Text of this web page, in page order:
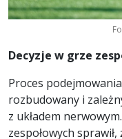
Decyzje w grze
Proces
rozbudowany i
z układem
zespołowych